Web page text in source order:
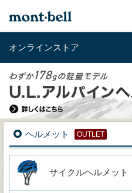
オンラインストア
ヘルメット OUTLET
サイクルヘルメット